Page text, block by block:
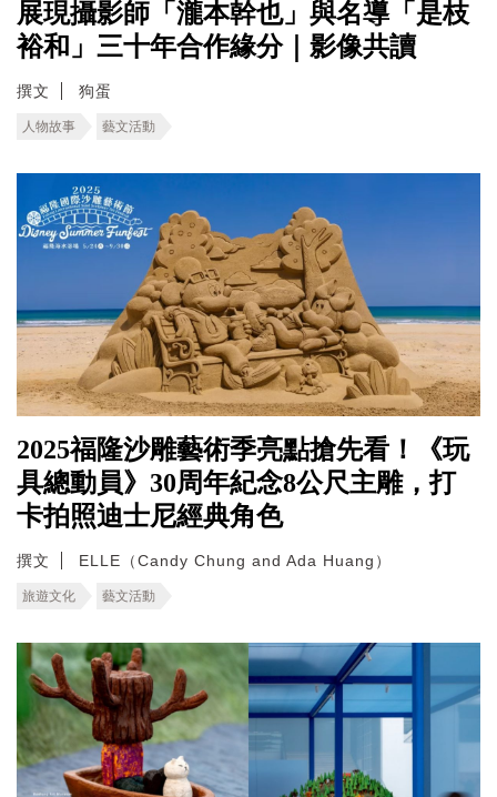
展現攝影師「瀧本幹也」與名導「是枝
裕和」三十年合作緣分｜影像共讀
撰文 狗蛋
人物故事 藝文活動
2025福隆沙雕藝術季亮點搶先看！《玩
具總動員》30周年紀念8公尺主雕，打
卡拍照迪士尼經典角色
撰文 ELLE（Candy Chung and Ada Huang）
旅遊文化 藝文活動